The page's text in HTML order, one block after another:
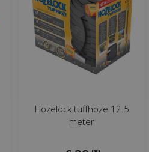
Hozelock tuffhoze 12.5
meter